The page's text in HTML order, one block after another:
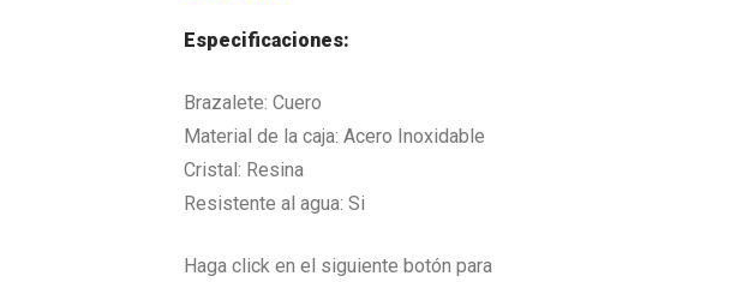
Especificaciones:
Brazalete: Cuero
Material de la caja: Acero Inoxidable
Cristal: Resina
Resistente al agua: Si
Haga click en el siguiente botón para